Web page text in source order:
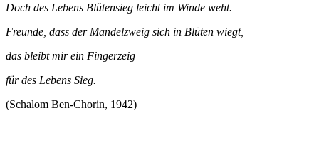
Doch des Lebens Blütensieg leicht im Winde weht.
Freunde, dass der Mandelzweig sich in Blüten wiegt,
das bleibt mir ein Fingerzeig
für des Lebens Sieg.
(Schalom Ben-Chorin, 1942)